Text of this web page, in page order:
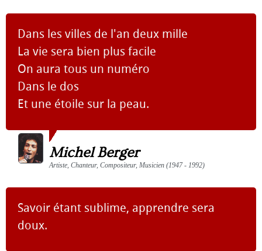
Dans les villes de l'an deux mille
La vie sera bien plus facile
On aura tous un numéro
Dans le dos
Et une étoile sur la peau.
Michel Berger
Artiste, Chanteur, Compositeur, Musicien (1947 - 1992)
Savoir étant sublime, apprendre sera
doux.